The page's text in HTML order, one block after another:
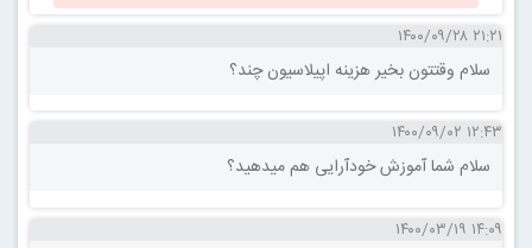
۲۱:۲۱ ۱۴۰۰/۰۹/۲۸
سلام وقتتون بخیر هزینه اپیلاسیون چند؟
۱۲:۴۳ ۱۴۰۰/۰۹/۰۲
سلام شما آموزش خودآرایی هم میدهید؟
۱۴:۰۹ ۱۴۰۰/۰۳/۱۹